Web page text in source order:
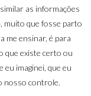
as informações
muito que fosse parto
me ensinar, é para
que existe certo ou
imaginei, que eu
nosso controle.